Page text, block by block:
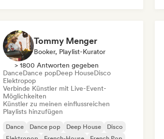
Tommy Menger
Booker, Playlist-Kurator
> 1800 Antworten gegeben
DanceDance popDeep HouseDisco
Elektropop
Verbinde Künstler mit Live-Event-
Möglichkeiten
Künstler zu meinen einflussreichen
Playlists hinzufügen
Dance Dance pop Deep House
Disco